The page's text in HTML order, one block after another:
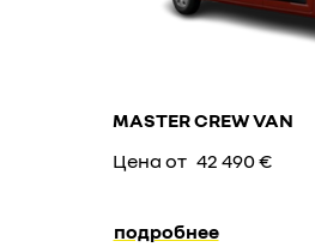
MASTER CREW VAN
Цена от 42 490 €
подробнее